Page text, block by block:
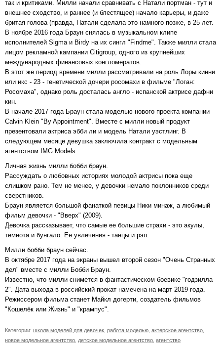
так и критиками. Милли начали сравнивать с Натали портман - тут и
внешнее сходство, и раннее (и блестящее) начало карьеры, и даже
бритая голова (правда, Натали сделала это намного позже, в 25 лет.
В ноябре 2016 года Браун снялась в музыкальном клипе
исполнителей Sigma и Birdy на их сингл "Findme". Также милли стала
лицом рекламной кампании Citigroup, одного из крупнейших
международных финансовых конгломератов.
В этот же период времени милли рассматривали на роль Лоры кинни
или икс - 23 - генетической дочери росомахи в фильме "Логан:
Росомаха", однако роль досталась англо - испанской актрисе дафни
кин.
В начале 2017 года Браун стала моделью нового проекта компании
Calvin Klein "By Appointment". Вместе с милли новый продукт
презентовали актриса эбби ли и модель Натали уэстлинг. В
следующем месяце девушка заключила контракт с модельным
агентством IMG Models.
Личная жизнь милли бобби браун.
Рассуждать о любовных историях молодой актрисы пока еще
слишком рано. Тем не менее, у девочки немало поклонников среди
сверстников.
Браун является большой фанаткой певицы Ники минаж, а любимый
фильм девочки - "Вверх" (2009).
Девочка рассказывает, что самые ее большие страхи - это акулы,
темнота и бунгало. Ее увлечения - танцы и рэп.
Милли бобби браун сейчас.
В октябре 2017 года на экраны вышел второй сезон "Очень Странных
дел" вместе с милли Бобби Браун.
Известно, что милли снимется в фантастическом боевике "годзилла
2". Дата выхода в российский прокат намечена на март 2019 года.
Режиссером фильма станет Майкл догерти, создатель фильмов
"Кошелёк или Жизнь" и "крампус".
Категории: школа моделей для девочек работа моделью актерское агентство
новое модельное агентство детское модельное агентство агентство